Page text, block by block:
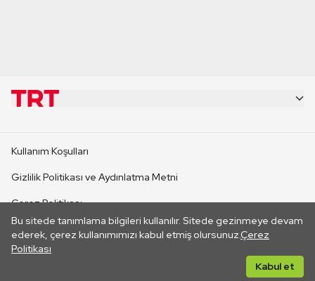
Bu sitede tanımlama bilgileri kullanılır. Sitede gezinmeye devam
ederek, çerez kullanımımızı kabul etmiş olursunuz.Çerez
Politikası
Kabul et
CANLI YAYINLAR
Kullanım Koşulları
Gizlilik Politikası ve Aydınlatma Metni
Çerez Politikası
İletişim
Her hakkı saklıdır. ©2026 TRT. Bağlantı yoluyla gidilen dış